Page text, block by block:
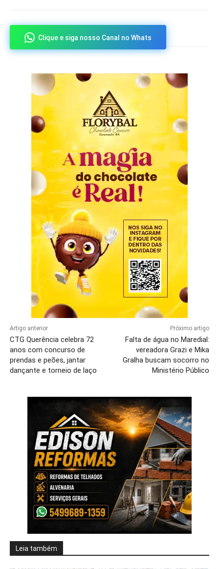
Clique e siga nosso Canal no Whats
Artigo anterior
CTG Querência celebra 72
anos com concurso de
prendas e peões, jantar
dançante e torneio de laço
Próximo artigo
Falta de água no Maredial:
vereadora Grazi e Mika
Gralha buscam socorro no
Ministério Público
Leia também